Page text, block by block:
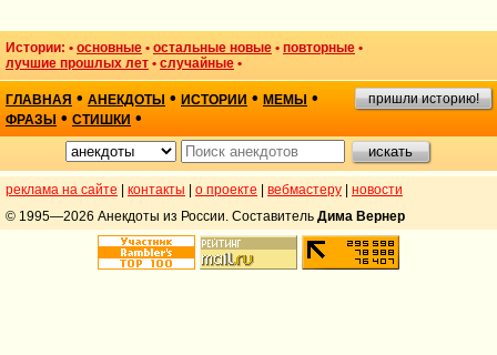
Истории: • основные • остальные новые • повторные •
лучшие прошлых лет • случайные •
ГЛАВНАЯ • АНЕКДОТЫ • ИСТОРИИ • МЕМЫ •
ФРАЗЫ • СТИШКИ •
пришли историю!
реклама на сайте контакты о проекте вебмастеру
новости
© 1995—2026 Анекдоты из России. Составитель Дима Вернер